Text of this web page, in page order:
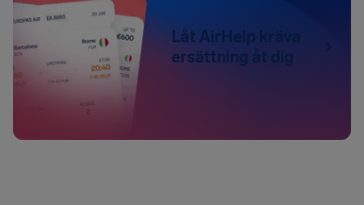
Låt AirHelp kräva
ersättning åt dig